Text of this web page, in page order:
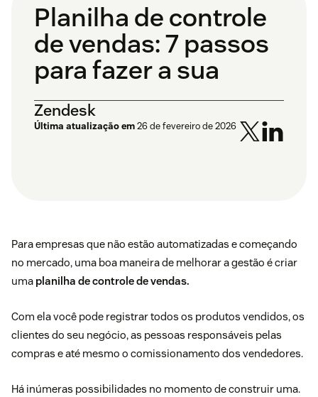
Planilha de controle
de vendas: 7 passos
para fazer a sua
Zendesk
Última atualização em26 de fevereiro de 2026
Para empresas que não estão automatizadas e começando
no mercado, uma boa maneira de melhorar a gestão é criar
uma planilha de controle de vendas.
Com ela você pode registrar todos os produtos vendidos, os
clientes do seu negócio, as pessoas responsáveis pelas
compras e até mesmo o comissionamento dos vendedores.
Há inúmeras possibilidades no momento de construir uma.